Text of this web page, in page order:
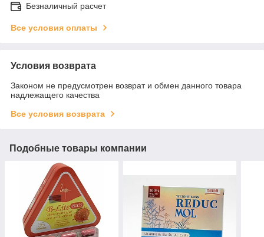
Безналичный расчет
Все условия оплаты
Условия возврата
Законом не предусмотрен возврат и обмен данного товара
надлежащего качества
Все условия возврата
Подобные товары компании